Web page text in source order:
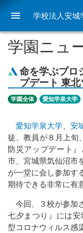
menu 学校法人安城
学園ニュ
命を学ぶプロ
プデート 東
学園全体 愛知学泉大学
愛知学泉大学、 安
徒、教員が８月上旬
防災アップデート
市、宮城県気仙沼市
が一堂に会し参加す
期待できる非常に有
今回、３校が参加
七夕まつり』には
型コロナウィルス感